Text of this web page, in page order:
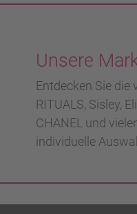
Unsere
Entdecken Sie
RITUALS, Sisley,
CHANEL und
individuelle